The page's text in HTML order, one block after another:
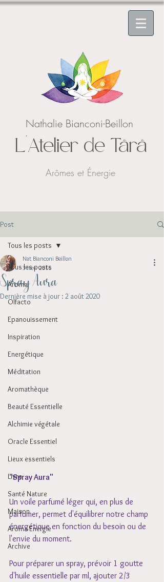
Nathalie Bianconi-Beillon
L'Atelier de Târâ
Arômes et Énergie
Post
Tous les posts
Aroma
Olfacto
Epanouissement
Inspiration
Energétique
Méditation
Aromathèque
Beauté Essentielle
Alchimie végétale
Oracle Essentiel
Lieux essentiels
Livre
Santé Nature
Maison
Aroma Energie
Archive
Tous les posts
Spray Aura
Nat Bianconi Beillon
3 nov. 2016
Dernière mise à jour : 2 août 2020
"Spray Aura"
Un voile parfumé léger qui, en plus de
parfumer, permet d'équilibrer notre champ
énergétique en fonction du besoin ou de
l'envie du moment.
Pour préparer un spray, prévoir 1 goutte
d'huile essentielle par ml, ajouter 2/3